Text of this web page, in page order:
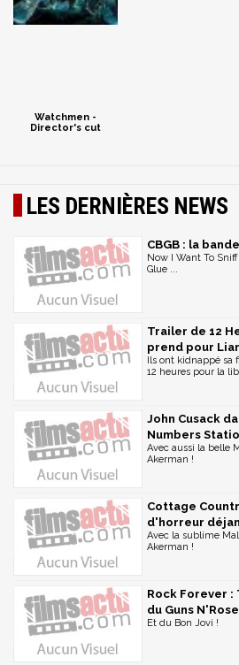
Watchmen -
Director's cut
LES DERNIÈRES NEWS
CBGB : la
Now I Want To
Glue ...
Trailer de 12
prend pour
Ils ont kidnappé sa
12 heures pour la
John Cusack
Numbers
Avec aussi la belle
Akerman !
Cottage
d'horreur
Avec la sublime
Akerman !
Rock Forever :
du Guns
Et du Bon Jovi !